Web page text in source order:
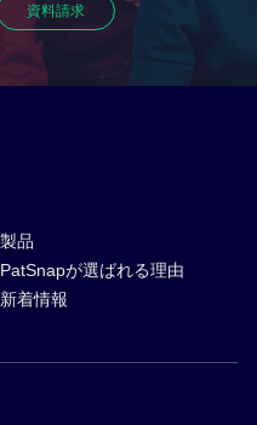
資料請求​
製品
PatSnapが選ばれる理由
新着情報